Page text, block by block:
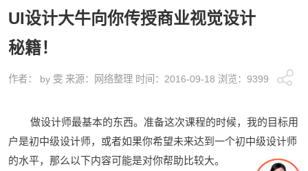
UI设计大牛向你传授商业视觉设计
秘籍！
作者： by 雯 来源：网络整理 时间：2016-09-18 浏览：9399
做设计师最基本的东西。准备这次课程的时候，我的目标用
户是初中级设计师，或者如果你希望未来达到一个初中级设计师
的水平，那么以下内容可能是对你帮助比较大。